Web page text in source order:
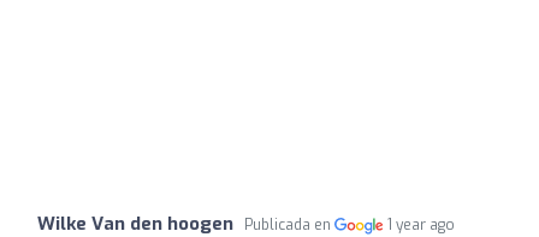
Wilke Van den hoogen Publicada en 1 year ago